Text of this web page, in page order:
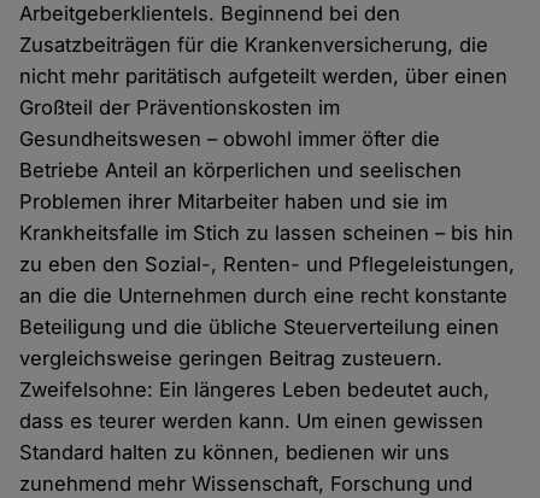
Arbeitgeberklientels. Beginnend bei den
Zusatzbeiträgen für die Krankenversicherung, die
nicht mehr paritätisch aufgeteilt werden, über einen
Großteil der Präventionskosten im
Gesundheitswesen – obwohl immer öfter die
Betriebe Anteil an körperlichen und seelischen
Problemen ihrer Mitarbeiter haben und sie im
Krankheitsfalle im Stich zu lassen scheinen – bis hin
zu eben den Sozial-, Renten- und Pflegeleistungen,
an die die Unternehmen durch eine recht konstante
Beteiligung und die übliche Steuerverteilung einen
vergleichsweise geringen Beitrag zusteuern.
Zweifelsohne: Ein längeres Leben bedeutet auch,
dass es teurer werden kann. Um einen gewissen
Standard halten zu können, bedienen wir uns
zunehmend mehr Wissenschaft, Forschung und